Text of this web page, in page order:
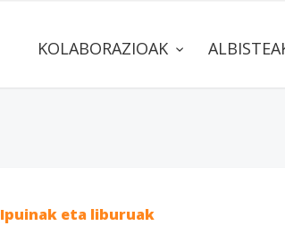
KOLABORAZIOAK
Ipuinak eta liburuak